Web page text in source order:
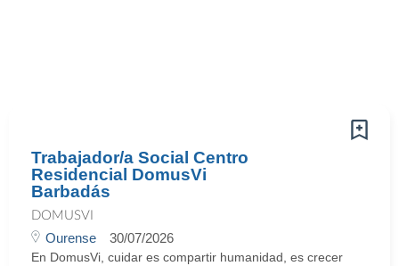
Trabajador/a Social Centro
Residencial DomusVi
Barbadás
DOMUSVI
Ourense 30/07/2026
En DomusVi, cuidar es compartir humanidad, es crecer